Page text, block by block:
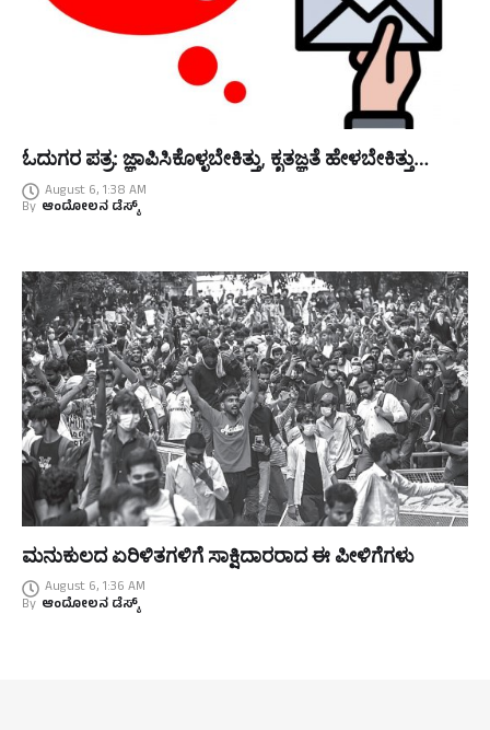
ಓದುಗರ ಪತ್ರ: ಜ್ಞಾಪಿಸಿಕೊಳ್ಳಬೇಕಿತ್ತು, ಕೃತಜ್ಞತೆ ಹೇಳಬೇಕಿತ್ತು…
August 6, 1:38 AM
By ಆಂದೋಲನ ಡೆಸ್ಕ್
ಮನುಕುಲದ ಏರಿಳಿತಗಳಿಗೆ ಸಾಕ್ಷಿದಾರರಾದ ಈ ಪೀಳಿಗೆಗಳು
August 6, 1:36 AM
By ಆಂದೋಲನ ಡೆಸ್ಕ್